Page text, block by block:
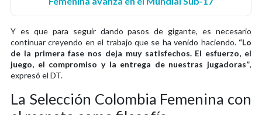
Y es que para seguir dando pasos de gigante, es necesario
continuar creyendo en el trabajo que se ha venido haciendo. “Lo
de la primera fase nos deja muy satisfechos. El esfuerzo, el
juego, el compromiso y la entrega de nuestras jugadoras”,
expresó el DT.
La Selección Colombia Femenina con